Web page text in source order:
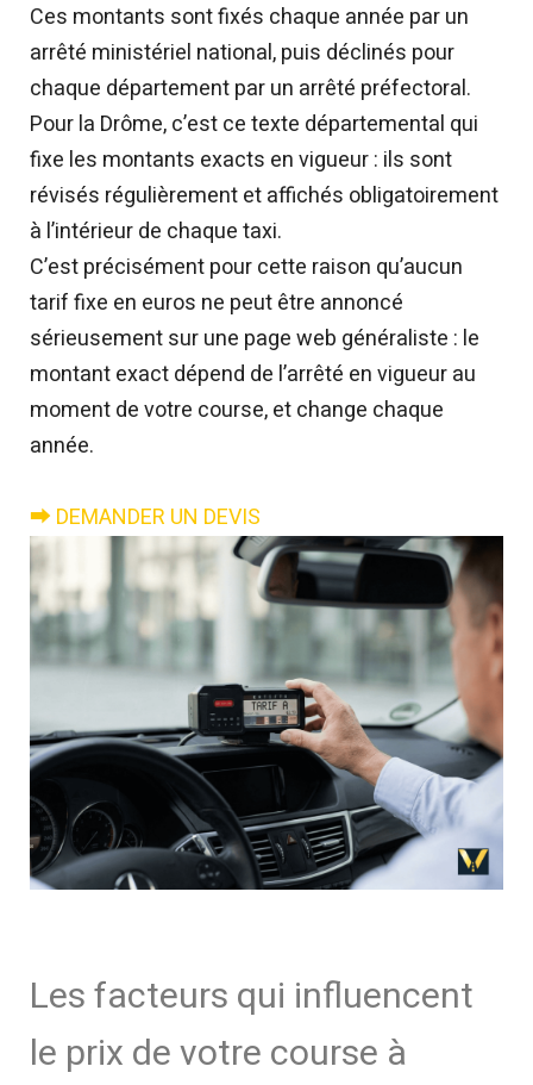
Ces montants sont fixés chaque année par un
arrêté ministériel national, puis déclinés pour
chaque département par un arrêté préfectoral.
Pour la Drôme, c’est ce texte départemental qui
fixe les montants exacts en vigueur : ils sont
révisés régulièrement et affichés obligatoirement
à l’intérieur de chaque taxi.
C’est précisément pour cette raison qu’aucun
tarif fixe en euros ne peut être annoncé
sérieusement sur une page web généraliste : le
montant exact dépend de l’arrêté en vigueur au
moment de votre course, et change chaque
année.
⮕ DEMANDER UN DEVIS
Les facteurs qui influencent
le prix de votre course à